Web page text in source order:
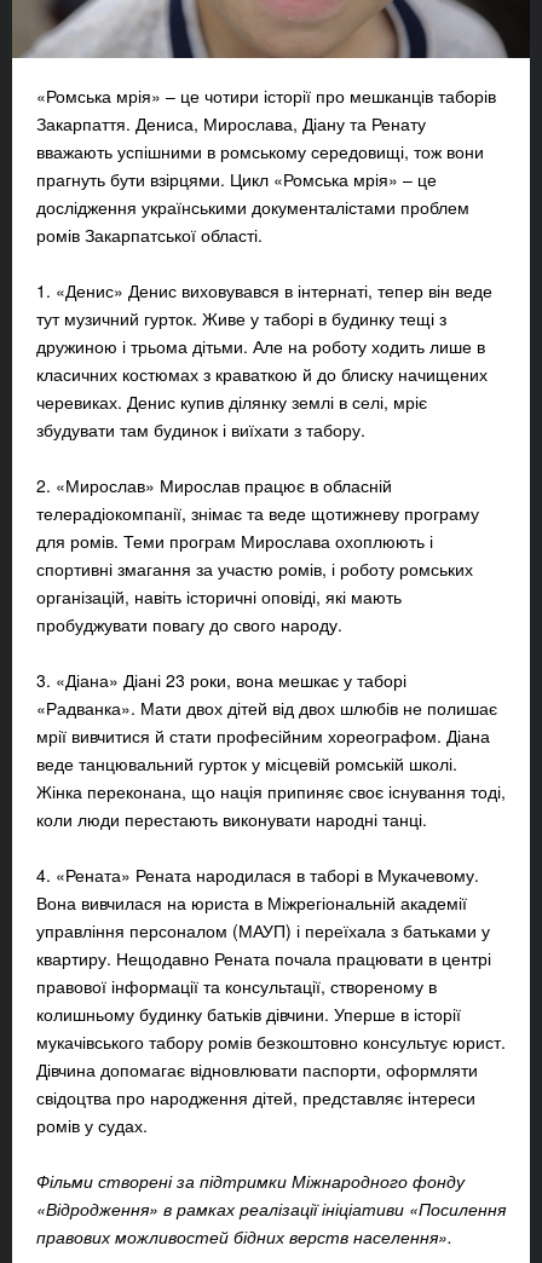
«Ромська мрія» – це чотири історії про мешканців таборів
Закарпаття. Дениса, Мирослава, Діану та Ренату
вважають успішними в ромському середовищі, тож вони
прагнуть бути взірцями. Цикл «Ромська мрія» – це
дослідження українськими документалістами проблем
ромів Закарпатської області.
1. «Денис» Денис виховувався в інтернаті, тепер він веде
тут музичний гурток. Живе у таборі в будинку тещі з
дружиною і трьома дітьми. Але на роботу ходить лише в
класичних костюмах з краваткою й до блиску начищених
черевиках. Денис купив ділянку землі в селі, мріє
збудувати там будинок і виїхати з табору.
2. «Мирослав» Мирослав працює в обласній
телерадіокомпанії, знімає та веде щотижневу програму
для ромів. Теми програм Мирослава охоплюють і
спортивні змагання за участю ромів, і роботу ромських
організацій, навіть історичні оповіді, які мають
пробуджувати повагу до свого народу.
3. «Діана» Діані 23 роки, вона мешкає у таборі
«Радванка». Мати двох дітей від двох шлюбів не полишає
мрії вивчитися й стати професійним хореографом. Діана
веде танцювальний гурток у місцевій ромській школі.
Жінка переконана, що нація припиняє своє існування тоді,
коли люди перестають виконувати народні танці.
4. «Рената» Рената народилася в таборі в Мукачевому.
Вона вивчилася на юриста в Міжрегіональній академії
управління персоналом (МАУП) і переїхала з батьками у
квартиру. Нещодавно Рената почала працювати в центрі
правової інформації та консультації, створеному в
колишньому будинку батьків дівчини. Уперше в історії
мукачівського табору ромів безкоштовно консультує юрист.
Дівчина допомагає відновлювати паспорти, оформляти
свідоцтва про народження дітей, представляє інтереси
ромів у судах.
Фільми створені за підтримки Міжнародного фонду
«Відродження» в рамках реалізації ініціативи «Посилення
правових можливостей бідних верств населення».